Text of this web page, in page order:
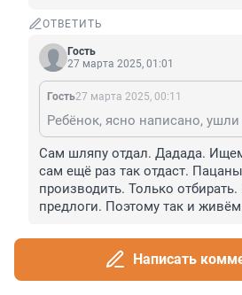
ОТВЕТИТЬ
Гость
27 марта 2025, 01:01
Гость27 марта 2025, 00:11
Сам шляпу отдал. Дадада.
сам ещё раз так отдаст.
производить. Только
предлоги. Поэтому так и
ОТВЕТИТЬ
Написать